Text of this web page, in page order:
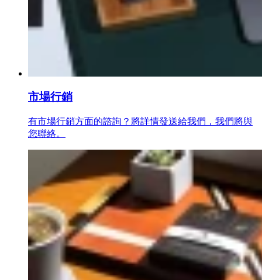
市場行銷
有市場行銷方面的諮詢？將詳情發送給我們，我們將與
您聯絡。